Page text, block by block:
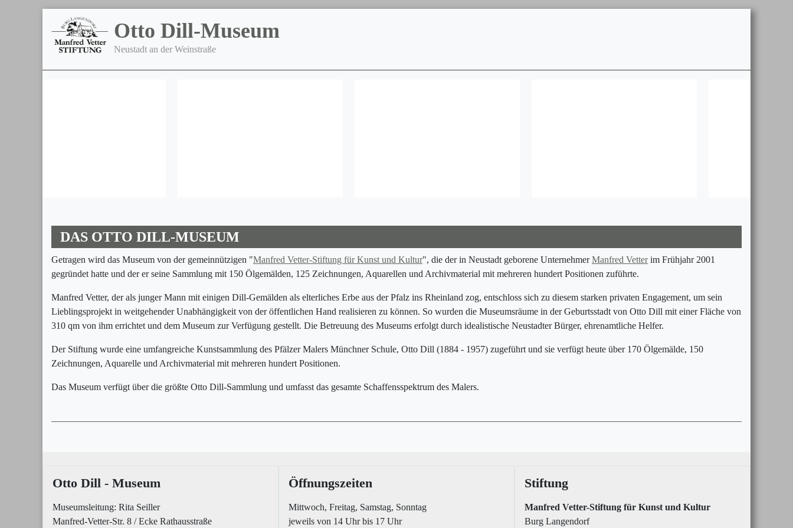
Otto Dill-Museum
Neustadt an der Weinstraße
DAS OTTO DILL-MUSEUM
Getragen wird das Museum von der gemeinnützigen "Manfred Vetter-Stiftung für Kunst und Kultur", die der in Neustadt geborene UnternehmerManfred Vetterim Frühjahr 2001
gegründet hatte und der er seine Sammlung mit 150 Ölgemälden, 125 Zeichnungen, Aquarellen und Archivmaterial mit mehreren hundert Positionen zuführte.
Manfred Vetter, der als junger Mann mit einigen Dill-Gemälden als elterliches Erbe aus der Pfalz ins Rheinland zog, entschloss sich zu diesem starken privaten Engagement, um sein
Lieblingsprojekt in weitgehender Unabhängigkeit von der öffentlichen Hand realisieren zu können. So wurden die Museumsräume in der Geburtsstadt von Otto Dill mit einer Fläche von
310 qm von ihm errichtet und dem Museum zur Verfügung gestellt. Die Betreuung des Museums erfolgt durch idealistische Neustadter Bürger, ehrenamtliche Helfer.
Der Stiftung wurde eine umfangreiche Kunstsammlung des Pfälzer Malers Münchner Schule, Otto Dill (1884 - 1957) zugeführt und sie verfügt heute über 170 Ölgemälde, 150
Zeichnungen, Aquarelle und Archivmaterial mit mehreren hundert Positionen.
Das Museum verfügt über die größte Otto Dill-Sammlung und umfasst das gesamte Schaffensspektrum des Malers.
Otto Dill - Museum
Museumsleitung: Rita Seiller
Manfred-Vetter-Str. 8 / Ecke Rathausstraße
Öffnungszeiten
Mittwoch, Freitag, Samstag, Sonntag
jeweils von 14 Uhr bis 17 Uhr
Stiftung
Manfred Vetter-Stiftung für Kunst und Kultur
Burg Langendorf